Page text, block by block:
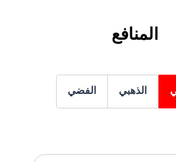
المنافع
الذهبي الفضي